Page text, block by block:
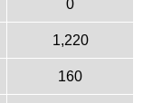
0
1,220
160